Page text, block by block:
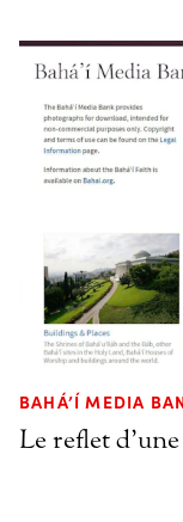
BAHÁ’Í MEDIA
Le reflet